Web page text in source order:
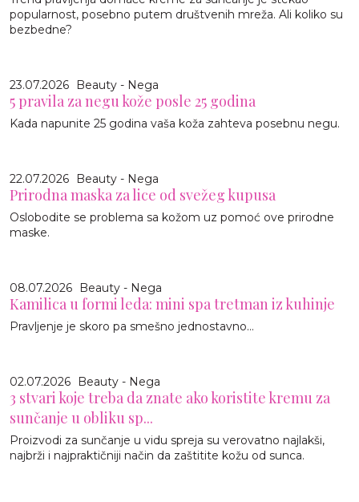
popularnost, posebno putem društvenih mreža. Ali koliko su
bezbedne?
23.07.2026 Beauty - Nega
5 pravila za negu kože posle 25 godina
Kada napunite 25 godina vaša koža zahteva posebnu negu.
22.07.2026 Beauty - Nega
Prirodna maska za lice od svežeg kupusa
Oslobodite se problema sa kožom uz pomoć ove prirodne
maske.
08.07.2026 Beauty - Nega
Kamilica u formi leda: mini spa tretman iz kuhinje
Pravljenje je skoro pa smešno jednostavno…
02.07.2026 Beauty - Nega
3 stvari koje treba da znate ako koristite kremu za
sunčanje u obliku sp...
Proizvodi za sunčanje u vidu spreja su verovatno najlakši,
najbrži i najpraktičniji način da zaštitite kožu od sunca.